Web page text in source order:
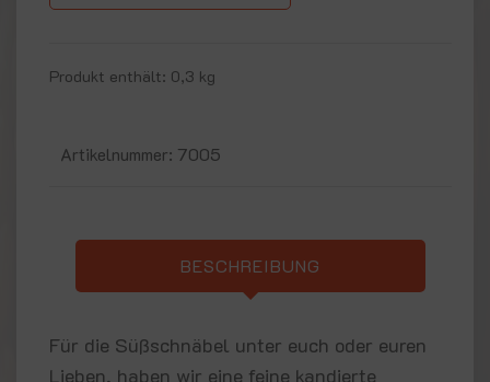
Produkt enthält: 0,3 kg
Artikelnummer: 7005
BESCHREIBUNG
Für die Süßschnäbel unter euch oder euren
Lieben, haben wir eine feine kandierte